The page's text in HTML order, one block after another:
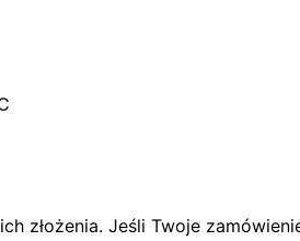
złożenia. Jeśli Twoje